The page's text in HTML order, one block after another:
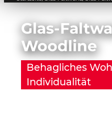
Glas-
Woodline
Behagliches
Individualität